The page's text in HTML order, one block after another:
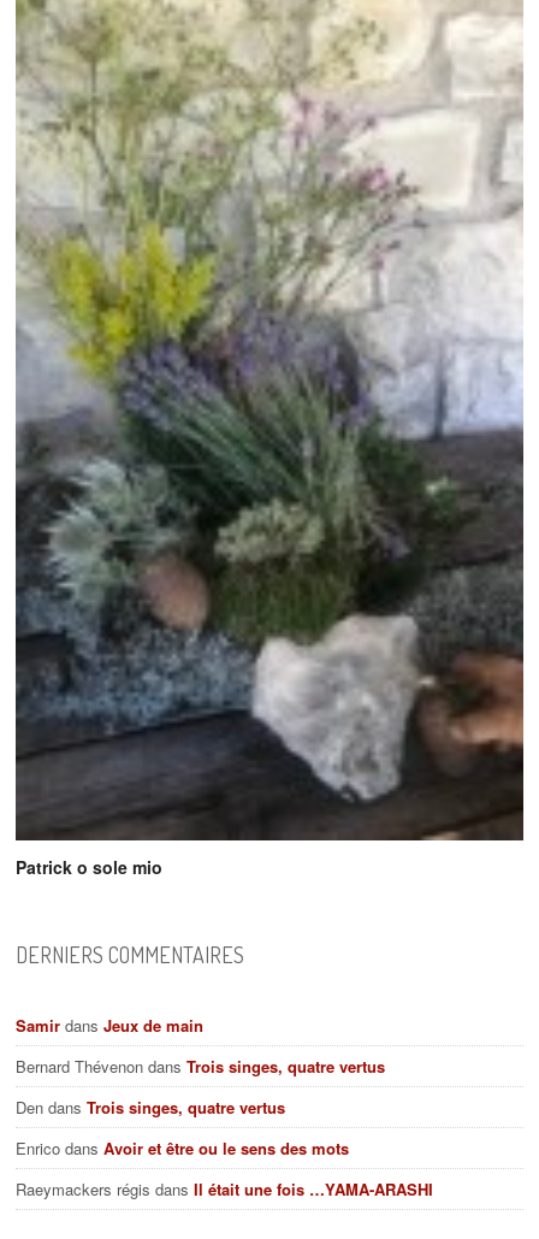
Patrick o sole mio
DERNIERS COMMENTAIRES
Samir dansJeux de main
Bernard Thévenon dansTrois singes, quatre vertus
Den dansTrois singes, quatre vertus
Enrico dansAvoir et être ou le sens des mots
Raeymackers régis dansIl était une fois …YAMA-ARASHI